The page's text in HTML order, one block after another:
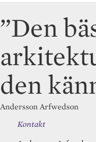
”Den
den
Andersson Arfwedson
Kontakt